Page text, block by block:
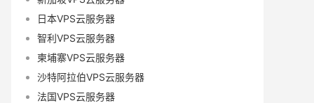
日本VPS云服务器
智利VPS云服务器
柬埔寨VPS云服务器
沙特阿拉伯VPS云服务器
法国VPS云服务器